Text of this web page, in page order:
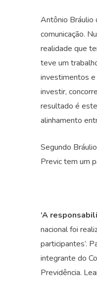
Antônio Bráulio
comunicação.
realidade que
teve um
investimentos
investir,
resultado é
alinhamento
Segundo
Previc tem um
‘A
nacional foi
participantes’.
integrante do
Previdência.